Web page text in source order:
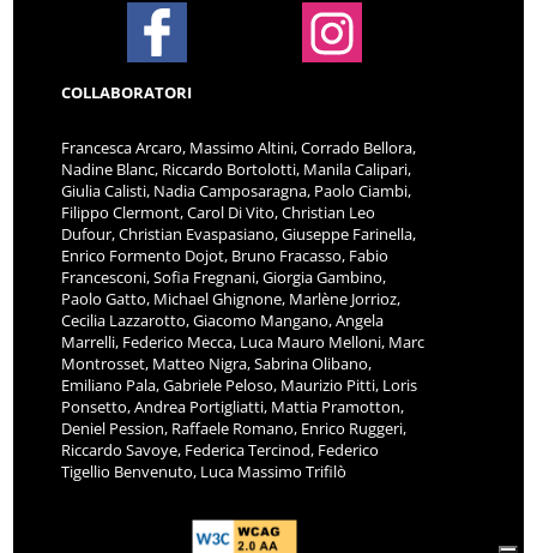
COLLABORATORI
Francesca Arcaro, Massimo Altini, Corrado Bellora,
Nadine Blanc, Riccardo Bortolotti, Manila Calipari,
Giulia Calisti, Nadia Camposaragna, Paolo Ciambi,
Filippo Clermont, Carol Di Vito, Christian Leo
Dufour, Christian Evaspasiano, Giuseppe Farinella,
Enrico Formento Dojot, Bruno Fracasso, Fabio
Francesconi, Sofia Fregnani, Giorgia Gambino,
Paolo Gatto, Michael Ghignone, Marlène Jorrioz,
Cecilia Lazzarotto, Giacomo Mangano, Angela
Marrelli, Federico Mecca, Luca Mauro Melloni, Marc
Montrosset, Matteo Nigra, Sabrina Olibano,
Emiliano Pala, Gabriele Peloso, Maurizio Pitti, Loris
Ponsetto, Andrea Portigliatti, Mattia Pramotton,
Deniel Pession, Raffaele Romano, Enrico Ruggeri,
Riccardo Savoye, Federica Tercinod, Federico
Tigellio Benvenuto, Luca Massimo Trifilò